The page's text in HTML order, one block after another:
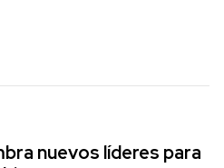
nuevos líderes para